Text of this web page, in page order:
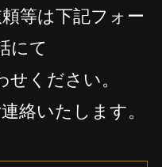
等は下記フォー
にて
ください。
絡いたします。